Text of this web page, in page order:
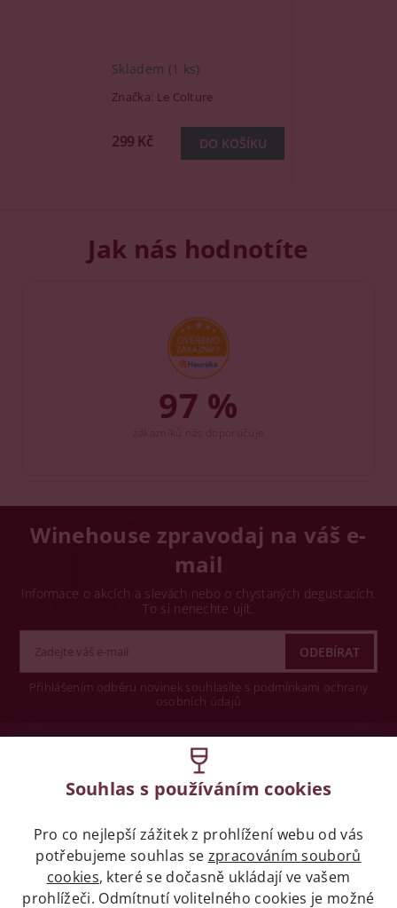
Skladem (1 ks)
Značka: Le Colture
299 Kč
Jak nás hodnotíte
97 %
Winehouse zpravodaj na váš e-
mail
Informace o akcích a slevách nebo o chystaných degustacích.
To si nenechte ujít.
Přihlášením odběru novinek souhlasíte s podmínkami ochrany
osobních údajů
Legislativa
Zákaz prodeje alkoholických nápojů osobám
mladších 18 let.
Souhlas s používáním cookies
Pro co nejlepší zážitek z prohlížení webu od vás
potřebujeme souhlas se zpracováním souborů
cookies, které se dočasně ukládají ve vašem
prohlížeči. Odmítnutí volitelného cookies je možné